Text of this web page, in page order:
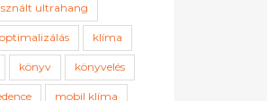
ultrahang
klíma
könyv könyvelés
mobil klíma